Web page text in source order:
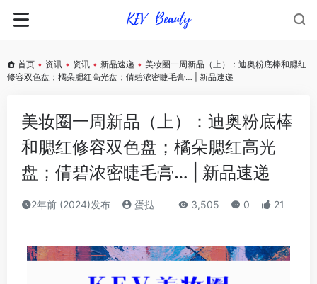
首页 • 资讯 • 资讯 • 新品速递 • 美妆圈一周新品（上）：迪奥粉底棒和腮红
修容双色盘；橘朵腮红高光盘；倩碧浓密睫毛膏… | 新品速递
美妆圈一周新品（上）：迪奥粉底棒
和腮红修容双色盘；橘朵腮红高光
盘；倩碧浓密睫毛膏… | 新品速递
2年前 (2024)发布 蛋挞 3,505 0 21